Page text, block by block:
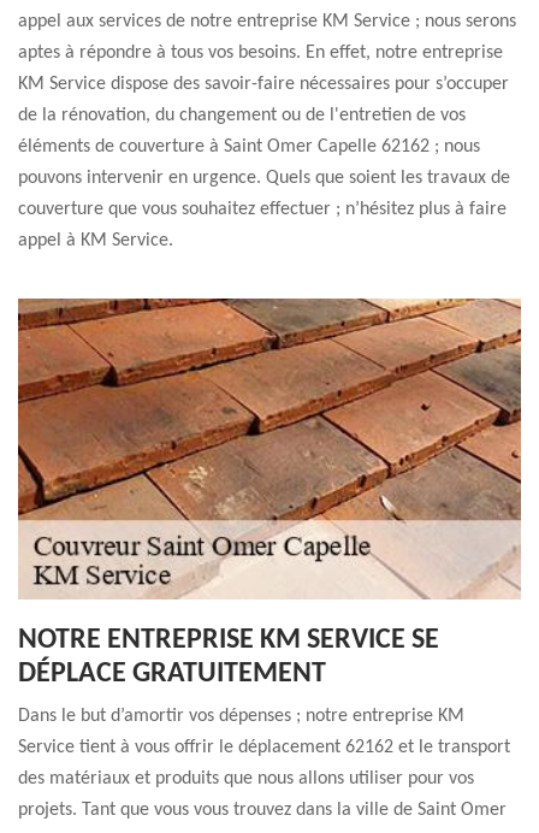
appel aux services de notre entreprise KM Service ; nous serons
aptes à répondre à tous vos besoins. En effet, notre entreprise
KM Service dispose des savoir-faire nécessaires pour s’occuper
de la rénovation, du changement ou de l'entretien de vos
éléments de couverture à Saint Omer Capelle 62162 ; nous
pouvons intervenir en urgence. Quels que soient les travaux de
couverture que vous souhaitez effectuer ; n’hésitez plus à faire
appel à KM Service.
NOTRE ENTREPRISE KM SERVICE SE
DÉPLACE GRATUITEMENT
Dans le but d’amortir vos dépenses ; notre entreprise KM
Service tient à vous offrir le déplacement 62162 et le transport
des matériaux et produits que nous allons utiliser pour vos
projets. Tant que vous vous trouvez dans la ville de Saint Omer